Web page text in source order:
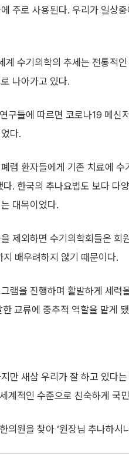
주로 사용된다. 우리가 일상
수기의학의 추세는 전통적
나아가고 있다.
구들에 따르면 코로나19 메신
다.
렴 환자들에게 기존 치료에
. 한국의 추나요법도 보다 다
대목이었다.
제외하면 수기의학회들은 회
배우려하지 않기 때문이다.
램을 진행하며 활발하게 세력
교류에 중추적 역할을 맡게
만 새삼 우리가 잘 하고 있다
계적인 수준으로 친숙하게 국
원을 찾아 ‘원장님 추나하시